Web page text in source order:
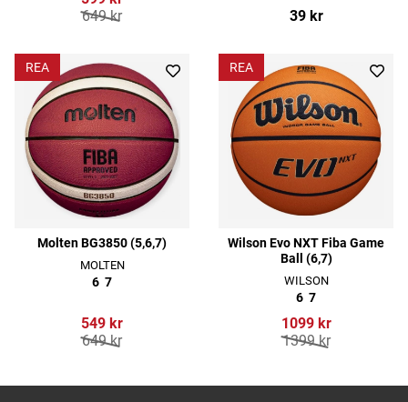
649 kr
39 kr
REA
Molten BG3850 (5,6,7)
MOLTEN
6 7
549 kr
649 kr
REA
Wilson Evo NXT Fiba Game
Ball (6,7)
WILSON
6 7
1099 kr
1399 kr